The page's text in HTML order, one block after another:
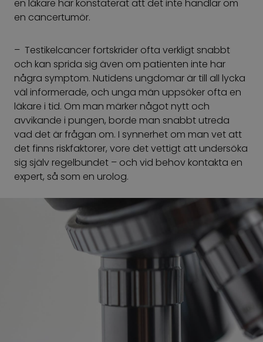
en läkare har konstaterat att det inte handlar om
en cancertumör.
– Testikelcancer fortskrider ofta verkligt snabbt
och kan sprida sig även om patienten inte har
några symptom. Nutidens ungdomar är till all lycka
väl informerade, och unga män uppsöker ofta en
läkare i tid. Om man märker något nytt och
avvikande i pungen, borde man snabbt utreda
vad det är frågan om. I synnerhet om man vet att
det finns riskfaktorer, vore det vettigt att undersöka
sig själv regelbundet – och vid behov kontakta en
expert, så som en urolog.